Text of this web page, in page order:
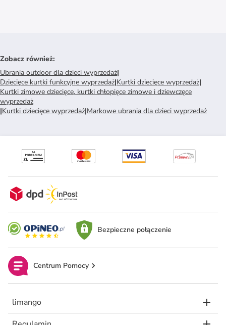
Zobacz również:
Ubrania outdoor dla dzieci wyprzedaż|
Dziecięce kurtki funkcyjne wyprzedaż|Kurtki dziecięce wyprzedaż|
Kurtki zimowe dziecięce, kurtki chłopięce zimowe i dziewczęce
wyprzedaż
|Kurtki dziecięce wyprzedaż|Markowe ubrania dla dzieci wyprzedaż
Bezpieczne połączenie
Centrum Pomocy
limango